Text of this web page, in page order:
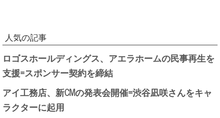
人気の記事
ロゴスホールディングス、アエラホームの民事再生を
支援=スポンサー契約を締結
アイ工務店、新CMの発表会開催=渋谷凪咲さんをキャ
ラクターに起用